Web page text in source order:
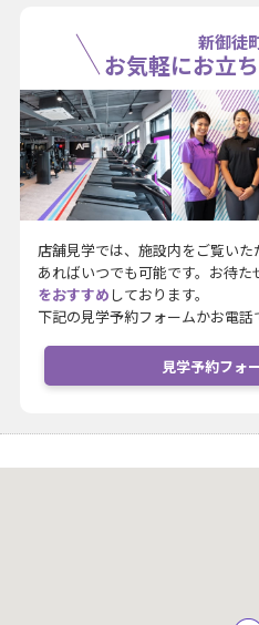
新御徒
お気軽にお立
店舗見学では、施設内をご覧い
あればいつでも可能です。お待
をおすすめ しております。
下記の見学予約フォームかお電話
見学予約フォ